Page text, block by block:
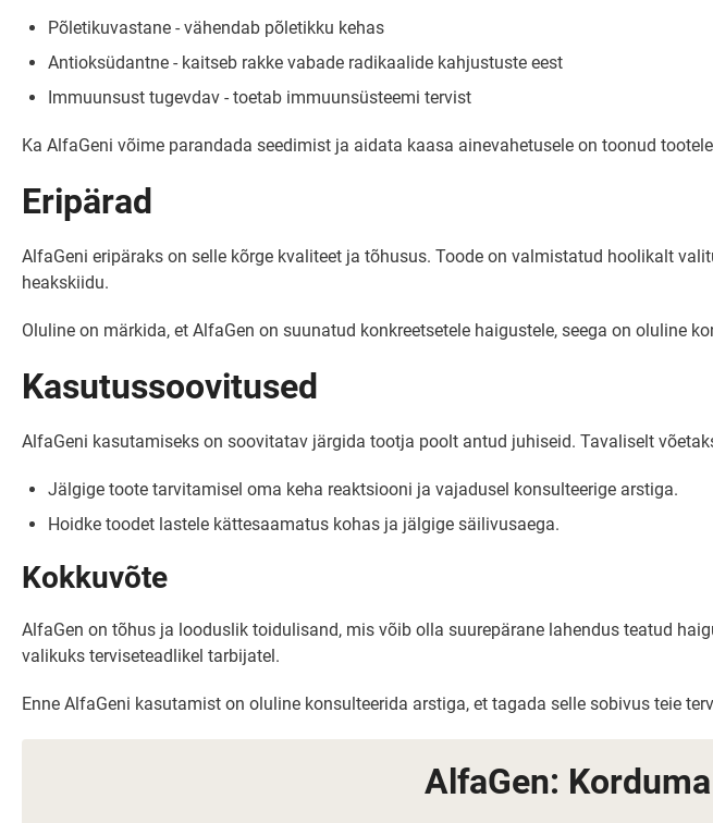
Põletikuvastane - vähendab põletikku kehas
Antioksüdantne - kaitseb rakke vabade radikaalide kahjustuste eest
Immuunsust tugevdav - toetab immuunsüsteemi tervist
Ka AlfaGeni võime parandada seedimist ja aidata kaasa ainevahetusele on toonud
Eripärad
AlfaGeni eripäraks on selle kõrge kvaliteet ja tõhusus. Toode on valmistatud hoolikalt
heakskiidu.
Oluline on märkida, et AlfaGen on suunatud konkreetsetele haigustele, seega on oluline
Kasutussoovitused
AlfaGeni kasutamiseks on soovitatav järgida tootja poolt antud juhiseid. Tavaliselt
Jälgige toote tarvitamisel oma keha reaktsiooni ja vajadusel konsulteerige arstiga.
Hoidke toodet lastele kättesaamatus kohas ja jälgige säilivusaega.
Kokkuvõte
AlfaGen on tõhus ja looduslik toidulisand, mis võib olla suurepärane lahendus teatud
valikuks terviseteadlikel tarbijatel.
Enne AlfaGeni kasutamist on oluline konsulteerida arstiga, et tagada selle sobivus teie
AlfaGen: